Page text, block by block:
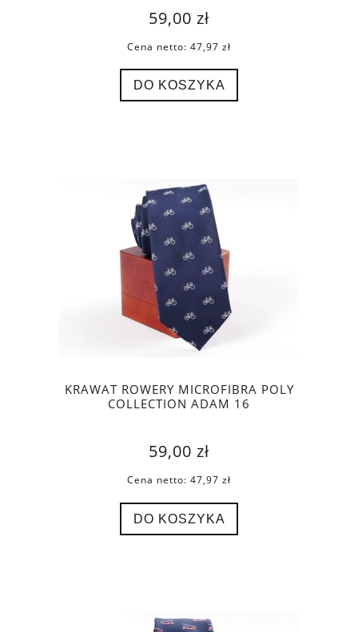
59,00 zł
Cena netto: 47,97 zł
DO KOSZYKA
KRAWAT ROWERY MICROFIBRA POLY
COLLECTION ADAM 16
59,00 zł
Cena netto: 47,97 zł
DO KOSZYKA